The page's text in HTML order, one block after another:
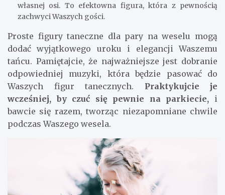
własnej osi. To efektowna figura, która z pewnością
zachwyci Waszych gości.
Proste figury taneczne dla pary na weselu mogą
dodać wyjątkowego uroku i elegancji Waszemu
tańcu. Pamiętajcie, że najważniejsze jest dobranie
odpowiedniej muzyki, która będzie pasować do
Waszych figur tanecznych. Praktykujcie je
wcześniej, by czuć się pewnie na parkiecie, i
bawcie się razem, tworząc niezapomniane chwile
podczas Waszego wesela.